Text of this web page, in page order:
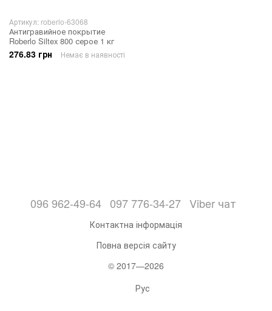
Артикул: roberlo-63068
Антигравийное покрытие
Roberlo Siltex 800 серое 1 кг
276.83 грн Немає в наявності
096 962-49-64 097 776-34-27 Viber чат
Контактна інформація
Повна версія сайту
© 2017—2026
Рус